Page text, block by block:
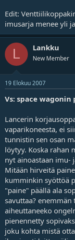
Edit:
imusarja menee yli
L Lankku
New Member
19 Elokuu 2007
Vs: space
Lancerin
vaparikoneesta, ei
tunnistin sen osan
löytyy. Koska rahan
nyt ainoastaan imu-
Mitään hirveitä
kumminkin syöttöä
"paine" päällä ala
savuttaa?
aiheuttaneeko
pienennetty
joku kohta mistä